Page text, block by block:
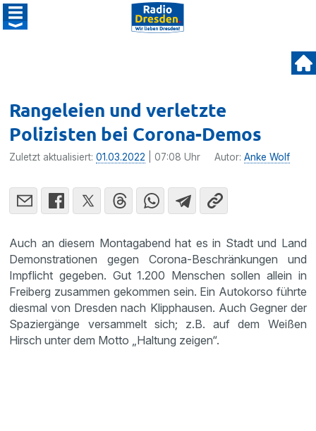
Rangeleien und verletzte
Polizisten bei Corona-Demos
Zuletzt aktualisiert:01.03.2022 | 07:08 Uhr Autor:Anke Wolf
Auch an diesem Montagabend hat es in Stadt und Land
Demonstrationen gegen Corona-Beschränkungen und
Impflicht gegeben. Gut 1.200 Menschen sollen allein in
Freiberg zusammen gekommen sein. Ein Autokorso führte
diesmal von Dresden nach Klipphausen. Auch Gegner der
Spaziergänge versammelt sich; z.B. auf dem Weißen
Hirsch unter dem Motto „Haltung zeigen“.